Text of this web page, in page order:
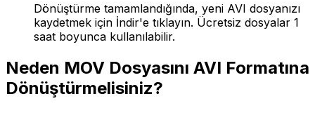
Dönüştürme tamamlandığında, yeni AVI dosyanızı
kaydetmek için İndir'e tıklayın. Ücretsiz dosyalar 1
saat boyunca kullanılabilir.
Neden MOV Dosyasını AVI Formatına
Dönüştürmelisiniz?